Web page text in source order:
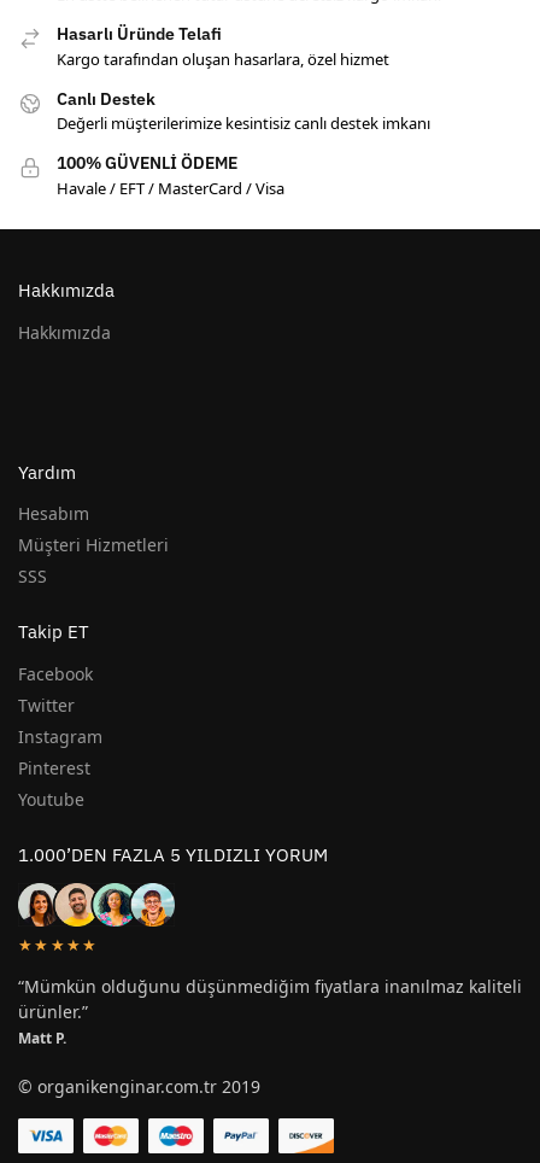
Hasarlı Üründe Telafi
Kargo tarafından oluşan hasarlara, özel hizmet
Canlı Destek
Değerli müşterilerimize kesintisiz canlı destek imkanı
100% GÜVENLİ ÖDEME
Havale / EFT / MasterCard / Visa
Hakkımızda
Hakkımızda
Yardım
Hesabım
Müşteri Hizmetleri
SSS
Takip ET
Facebook
Twitter
Instagram
Pinterest
Youtube
1.000’DEN FAZLA 5 YILDIZLI YORUM
★★★★★
“Mümkün olduğunu düşünmediğim fiyatlara inanılmaz kaliteli
ürünler.”
Matt P.
© organikenginar.com.tr 2019